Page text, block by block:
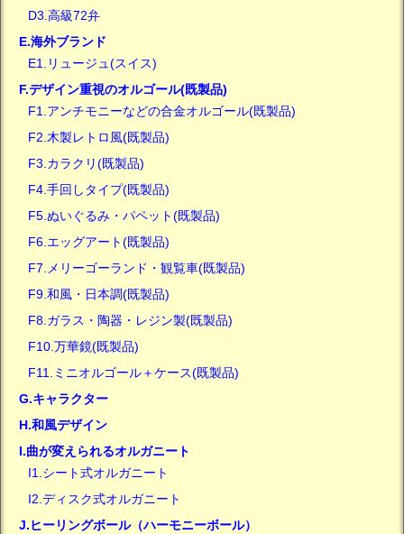
D3.高級72弁
E.海外ブランド
E1.リュージュ(スイス)
F.デザイン重視のオルゴール(既製品)
F1.アンチモニーなどの合金オルゴール(既製品)
F2.木製レトロ風(既製品)
F3.カラクリ(既製品)
F4.手回しタイプ(既製品)
F5.ぬいぐるみ・パペット(既製品)
F6.エッグアート(既製品)
F7.メリーゴーランド・観覧車(既製品)
F9.和風・日本調(既製品)
F8.ガラス・陶器・レジン製(既製品)
F10.万華鏡(既製品)
F11.ミニオルゴール＋ケース(既製品)
G.キャラクター
H.和風デザイン
I.曲が変えられるオルガニート
I1.シート式オルガニート
I2.ディスク式オルガニート
J.ヒーリングボール（ハーモニーボール）